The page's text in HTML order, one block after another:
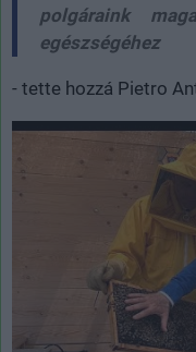
polgáraink
egészségéhez
- tette hozzá Pietro